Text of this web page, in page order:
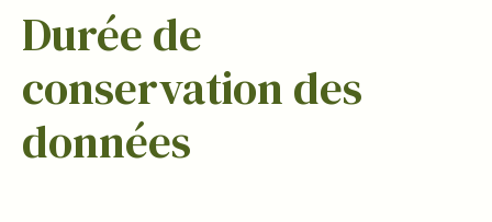
Durée de
conservation des
données